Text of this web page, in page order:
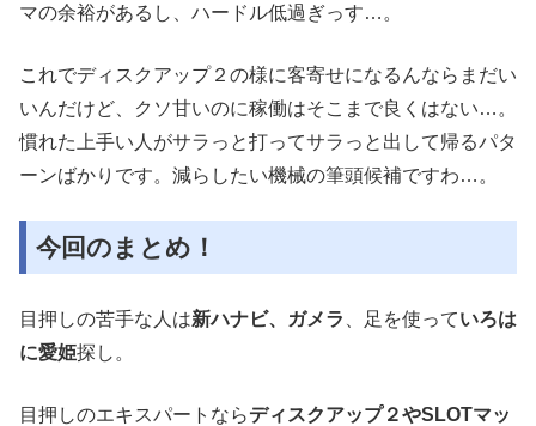
マの余裕があるし、ハードル低過ぎっす…。
これでディスクアップ２の様に客寄せになるんならまだい
いんだけど、クソ甘いのに稼働はそこまで良くはない…。
慣れた上手い人がサラっと打ってサラっと出して帰るパタ
ーンばかりです。減らしたい機械の筆頭候補ですわ…。
今回のまとめ！
目押しの苦手な人は新ハナビ、ガメラ 、足を使っていろは
に愛姫探し。
目押しのエキスパートならディスクアップ２やSLOTマッ